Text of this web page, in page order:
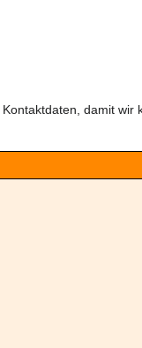
damit wir